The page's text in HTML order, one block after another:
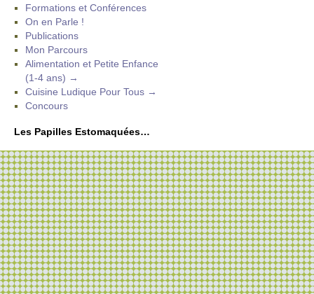
Formations et Conférences
On en Parle !
Publications
Mon Parcours
Alimentation et Petite Enfance
(1-4 ans) →
Cuisine Ludique Pour Tous →
Concours
Les Papilles Estomaquées…